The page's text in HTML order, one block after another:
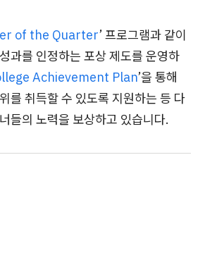
of the Quarter’ 프로그램과 같이
과를 인정하는 포상 제도를 운영하
Achievement Plan’을 통해
를 취득할 수 있도록 지원하는 등 다
들의 노력을 보상하고 있습니다.